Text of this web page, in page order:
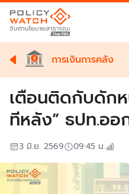
การเงินการคลัง
เตือนติดกับดัก
ทีหลัง” ธปท.อ
3 มิ.ย. 2569 09:45 น.